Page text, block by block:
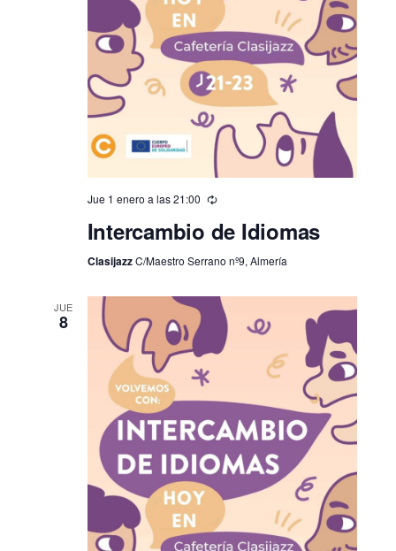
Jue 1 enero a las 21:00
Intercambio de Idiomas
ClasijazzC/Maestro Serrano nº9, Almería
JUE
8